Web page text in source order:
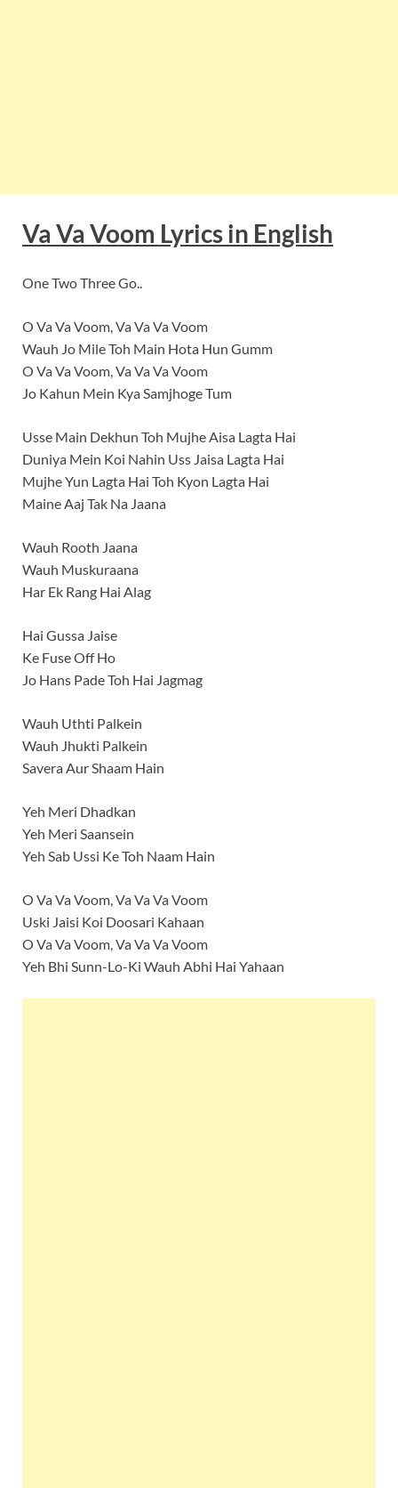
Va Va Voom Lyrics in English
One Two Three Go..
O Va Va Voom, Va Va Va Voom
Wauh Jo Mile Toh Main Hota Hun Gumm
O Va Va Voom, Va Va Va Voom
Jo Kahun Mein Kya Samjhoge Tum
Usse Main Dekhun Toh Mujhe Aisa Lagta Hai
Duniya Mein Koi Nahin Uss Jaisa Lagta Hai
Mujhe Yun Lagta Hai Toh Kyon Lagta Hai
Maine Aaj Tak Na Jaana
Wauh Rooth Jaana
Wauh Muskuraana
Har Ek Rang Hai Alag
Hai Gussa Jaise
Ke Fuse Off Ho
Jo Hans Pade Toh Hai Jagmag
Wauh Uthti Palkein
Wauh Jhukti Palkein
Savera Aur Shaam Hain
Yeh Meri Dhadkan
Yeh Meri Saansein
Yeh Sab Ussi Ke Toh Naam Hain
O Va Va Voom, Va Va Va Voom
Uski Jaisi Koi Doosari Kahaan
O Va Va Voom, Va Va Va Voom
Yeh Bhi Sunn-Lo-Ki Wauh Abhi Hai Yahaan